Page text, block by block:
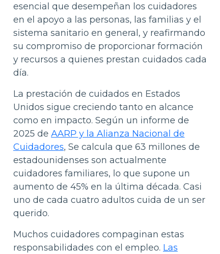
esencial que desempeñan los cuidadores
en el apoyo a las personas, las familias y el
sistema sanitario en general, y reafirmando
su compromiso de proporcionar formación
y recursos a quienes prestan cuidados cada
día.
La prestación de cuidados en Estados
Unidos sigue creciendo tanto en alcance
como en impacto. Según un informe de
2025 de AARP y la Alianza Nacional de
Cuidadores, Se calcula que 63 millones de
estadounidenses son actualmente
cuidadores familiares, lo que supone un
aumento de 45% en la última década. Casi
uno de cada cuatro adultos cuida de un ser
querido.
Muchos cuidadores compaginan estas
responsabilidades con el empleo. Las